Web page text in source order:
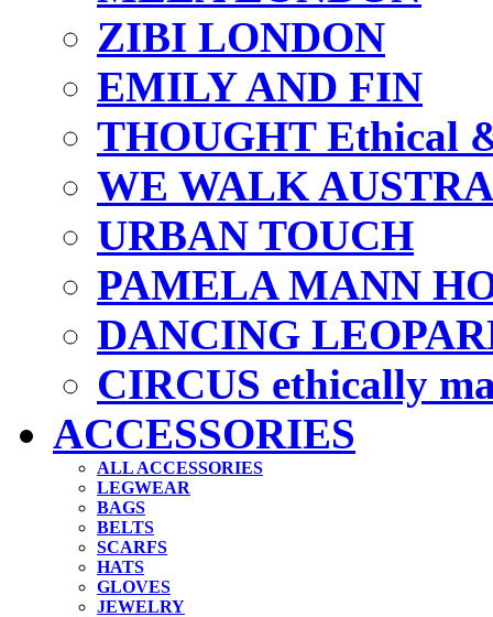
ZIBI LONDON
EMILY AND FIN
THOUGHT Ethical
WE WALK
URBAN TOUCH
PAMELA MANN
DANCING
CIRCUS ethically
ACCESSORIES
ALL ACCESSORIES
LEGWEAR
BAGS
BELTS
SCARFS
HATS
GLOVES
JEWELRY